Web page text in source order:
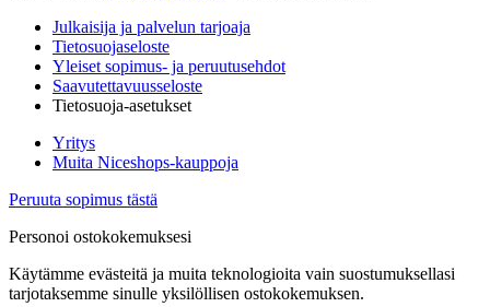
Julkaisija ja palvelun tarjoaja
Tietosuojaseloste
Yleiset sopimus- ja peruutusehdot
Saavutettavuusseloste
Tietosuoja-asetukset
Yritys
Muita Niceshops-kauppoja
Peruuta sopimus tästä
Personoi ostokokemuksesi
Käytämme evästeitä ja muita teknologioita vain suostumuksellasi
tarjotaksemme sinulle yksilöllisen ostokokemuksen.